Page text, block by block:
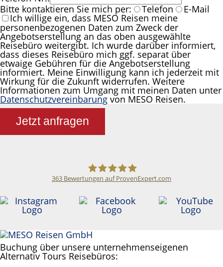
Bitte kontaktieren Sie mich per:
Telefon E-Mail
Ich willige ein, dass MESO Reisen meine
personenbezogenen Daten zum Zweck der
Angebotserstellung an das oben ausgewählte
Reisebüro weitergibt. Ich wurde darüber informiert,
dass dieses Reisebüro mich ggf. separat über
etwaige Gebühren für die Angebotserstellung
informiert. Meine Einwilligung kann ich jederzeit mit
Wirkung für die Zukunft widerrufen. Weitere
Informationen zum Umgang mit meinen Daten unter
Datenschutzvereinbarung von MESO Reisen.
Jetzt anfragen
Meso Reisen
363 Bewertungen auf ProvenExpert.com
Buchung über unsere unternehmenseigenen
Alternativ Tours Reisebüros: